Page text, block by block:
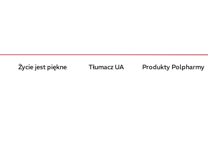
Życie jest piękne Tłumacz UA Produkty Polpharmy